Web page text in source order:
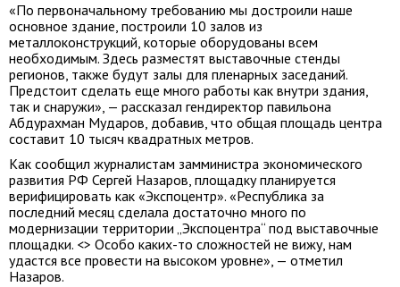
«По первоначальному требованию мы достроили наше
основное здание, построили 10 залов из
металлоконструкций, которые оборудованы всем
необходимым. Здесь разместят выставочные стенды
регионов, также будут залы для пленарных заседаний.
Предстоит сделать еще много работы как внутри здания,
так и снаружи», — рассказал гендиректор павильона
Абдурахман Мударов, добавив, что общая площадь центра
составит 10 тысяч квадратных метров.
Как сообщил журналистам замминистра экономического
развития РФ Сергей Назаров, площадку планируется
верифицировать как «Экспоцентр». «Республика за
последний месяц сделала достаточно много по
модернизации территории „Экспоцентра“ под выставочные
площадки. <> Особо каких-то сложностей не вижу, нам
удастся все провести на высоком уровне», — отметил
Назаров.